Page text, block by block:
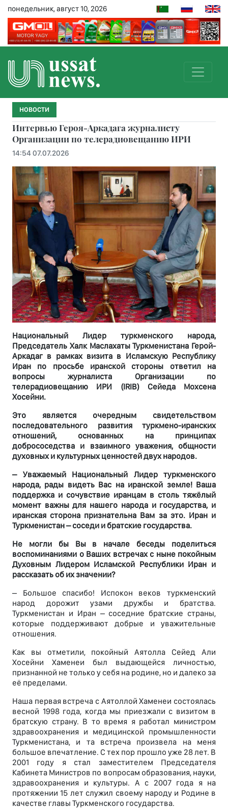
понедельник, август 10, 2026
НОВОСТИ
Интервью Героя-Аркадага журналисту
Организации по телерадиовещанию ИРИ
14:54 07.07.2026
Национальный Лидер туркменского народа,
Председатель Халк Маслахаты Туркменистана Герой-
Аркадаг в рамках визита в Исламскую Республику
Иран по просьбе иранской стороны ответил на
вопросы журналиста Организации по
телерадиовещанию ИРИ (IRIB) Сейеда Мохсена
Хосейни.
Это является очередным свидетельством
последовательного развития туркмено-иранских
отношений, основанных на принципах
добрососедства и взаимного уважения, общности
духовных и культурных ценностей двух народов.
– Уважаемый Национальный Лидер туркменского
народа, рады видеть Вас на иранской земле! Ваша
поддержка и сочувствие иранцам в столь тяжёлый
момент важны для нашего народа и государства, и
иранская сторона признательна Вам за это. Иран и
Туркменистан – соседи и братские государства.
Не могли бы Вы в начале беседы поделиться
воспоминаниями о Ваших встречах с ныне покойным
Духовным Лидером Исламской Республики Иран и
рассказать об их значении?
– Большое спасибо! Испокон веков туркменский
народ дорожит узами дружбы и братства.
Туркменистан и Иран – соседние братские страны,
которые поддерживают добрые и уважительные
отношения.
Как вы отметили, покойный Аятолла Сейед Али
Хосейни Хаменеи был выдающейся личностью,
признанной не только у себя на родине, но и далеко за
её пределами.
Наша первая встреча с Аятоллой Хаменеи состоялась
весной 1998 года, когда мы приезжали с визитом в
братскую страну. В то время я работал министром
здравоохранения и медицинской промышленности
Туркменистана, и та встреча произвела на меня
большое впечатление. С тех пор прошло уже 28 лет. В
2001 году я стал заместителем Председателя
Кабинета Министров по вопросам образования, науки,
здравоохранения и культуры. А с 2007 года я на
протяжении 15 лет служил своему народу и Родине в
качестве главы Туркменского государства.